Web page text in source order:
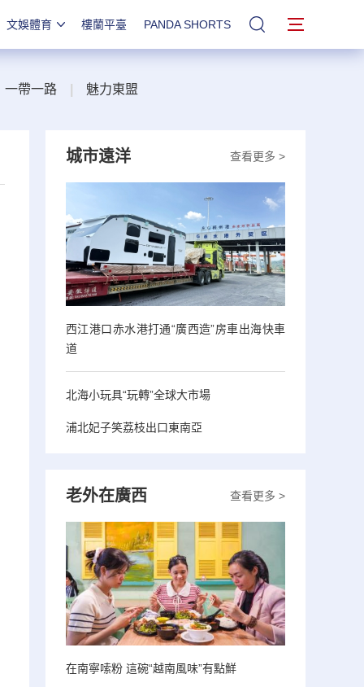
文娛體育 樓蘭平臺 PANDA SHORTS 站內搜索
一帶一路 魅力東盟
查看更多 >
城市遠洋
西江港口赤水港打通“廣西造”房車出海快車
道
北海小玩具“玩轉”全球大市場
浦北妃子笑荔枝出口東南亞
查看更多 >
老外在廣西
在南寧嗦粉 這碗“越南風味”有點鮮